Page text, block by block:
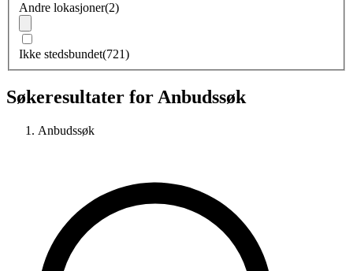
Andre lokasjoner(2)
Ikke stedsbundet(721)
Søkeresultater for Anbudssøk
Anbudssøk